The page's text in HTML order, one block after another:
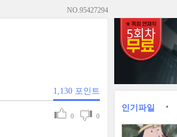
NO.95427294
1,130 포인트
0 0
인기파일